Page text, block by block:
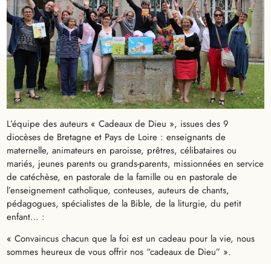
L’équipe des auteurs « Cadeaux de Dieu », issues des 9
diocèses de Bretagne et Pays de Loire : enseignants de
maternelle, animateurs en paroisse, prêtres, célibataires ou
mariés, jeunes parents ou grands-parents, missionnées en service
de catéchèse, en pastorale de la famille ou en pastorale de
l’enseignement catholique, conteuses, auteurs de chants,
pédagogues, spécialistes de la Bible, de la liturgie, du petit
enfant… :
« Convaincus chacun que la foi est un cadeau pour la vie, nous
sommes heureux de vous offrir nos “cadeaux de Dieu” ».